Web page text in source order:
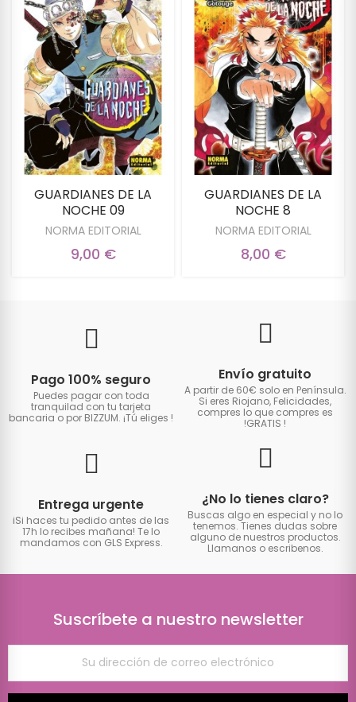
GUARDIANES DE LA
NOCHE 09
NORMA EDITORIAL
9,00 €
GUARDIANES DE LA
NOCHE 8
NORMA EDITORIAL
8,00 €
Pago 100% seguro
Puedes pagar con toda
tranquilad con tu tarjeta
bancaria o por BIZZUM. ¡Tú eliges !
Envío gratuito
A partir de 60€ solo en Península.
Si eres Riojano, Felicidades,
compres lo que compres es
!GRATIS !
Entrega urgente
iSi haces tu pedido antes de las
17h lo recibes mañana! Te lo
mandamos con GLS Express.
¿No lo tienes claro?
Buscas algo en especial y no lo
tenemos. Tienes dudas sobre
alguno de nuestros productos.
Llamanos o escribenos.
Suscríbete a nuestro newsletter